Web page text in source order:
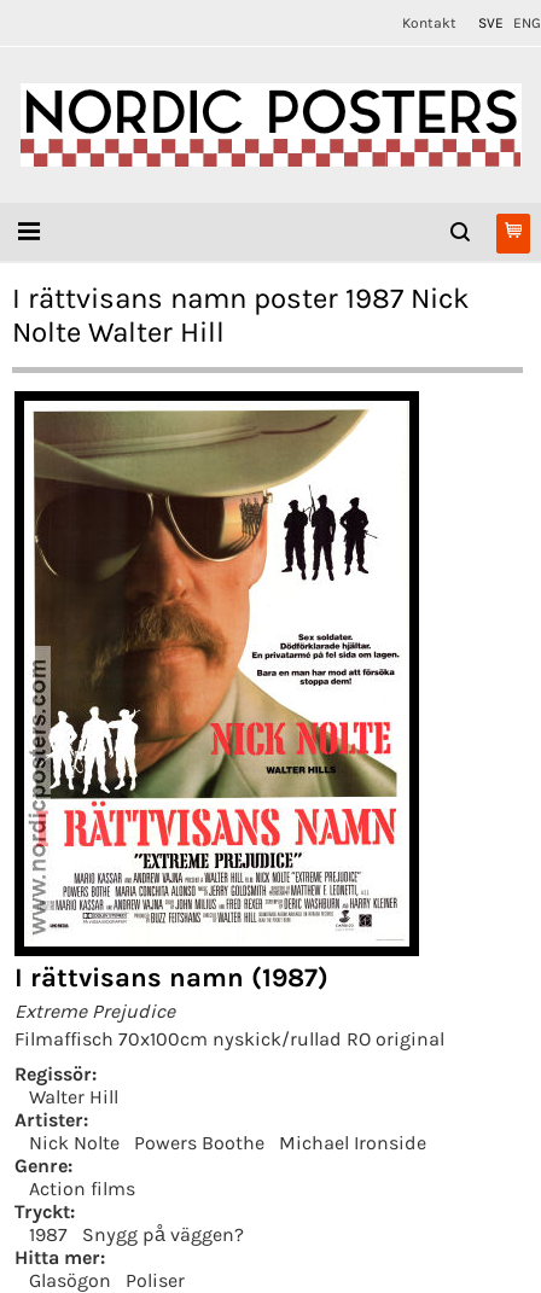
Kontakt SVE ENG
I rättvisans namn poster 1987 Nick
Nolte Walter Hill
I rättvisans namn (1987)
Extreme Prejudice
Filmaffisch 70x100cm nyskick/rullad RO original
Regissör:
Walter Hill
Artister:
Nick Nolte
Powers Boothe
Michael Ironside
Genre:
Action films
Tryckt:
1987
Snygg på väggen?
Hitta mer:
Glasögon
Poliser